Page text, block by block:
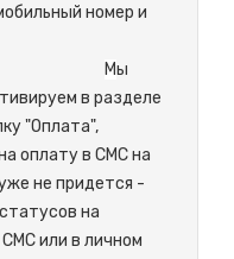
номер и
Мы
в разделе
"Оплата",
оплату в СМС на
не придется -
на
или в личном